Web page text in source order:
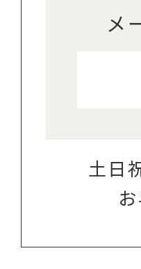
メ
土日